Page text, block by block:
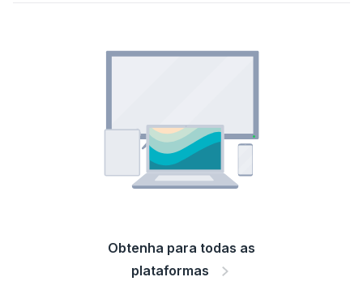
Obtenha para todas as
plataformas